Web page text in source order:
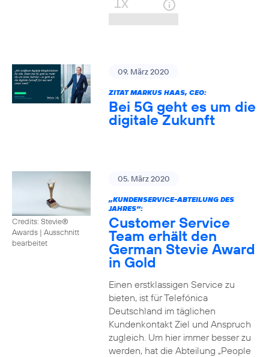
09. März 2020
ZITAT MARKUS HAAS, CEO:
Bei 5G geht es um die
digitale Zukunft
Credits: Stevie®
Awards | Ausschnitt
bearbeitet
05. März 2020
„KUNDENSERVICE-ABTEILUNG DES
JAHRES“:
Customer Service
Team erhält den
German Stevie Award
in Gold
Einen erstklassigen Service zu
bieten, ist für Telefónica
Deutschland im täglichen
Kundenkontakt Ziel und Anspruch
zugleich. Um hier immer besser zu
werden, hat die Abteilung „People